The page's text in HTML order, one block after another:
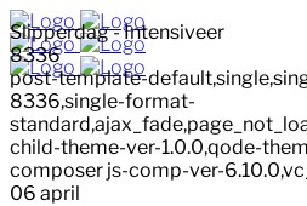
Slipperdag - Intensiveer
8336
post-template-
8336,single-format-
child-theme-ver-1.0.0,qode-
composer js-comp-ver-
06 april